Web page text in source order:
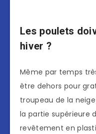
Les poulets
hiver ?
Même par temps
être dehors pour
troupeau de la
la partie supérieure
revêtement en